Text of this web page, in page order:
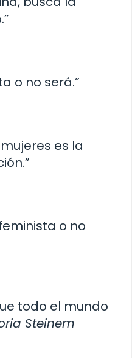
o no será.”
es la
o no
todo el mundo
Steinem